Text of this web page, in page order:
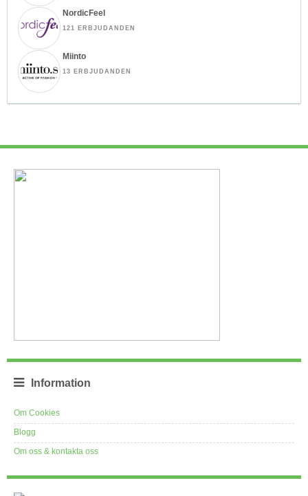
NordicFeel
121 ERBJUDANDEN
Miinto
13 ERBJUDANDEN
Information
Om Cookies
Blogg
Om oss & kontakta oss